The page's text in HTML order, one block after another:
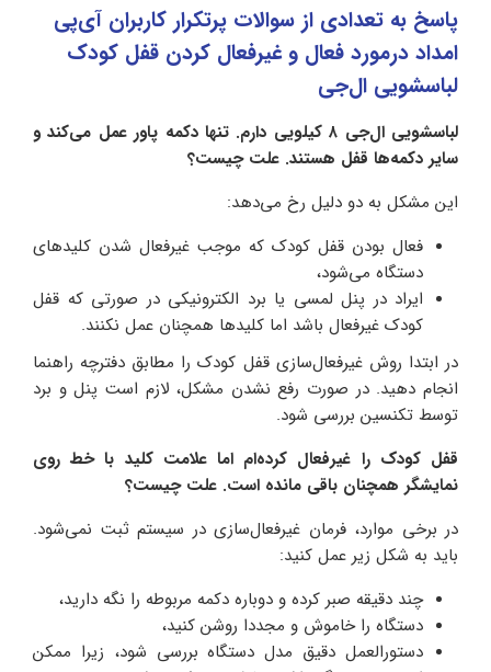
پاسخ به تعدادی از سوالات پرتکرار کاربران آی‌پی
امداد درمورد فعال و غیرفعال کردن قفل کودک
لباسشویی ال‌جی
لباسشویی ال‌جی ۸ کیلویی دارم. تنها دکمه پاور عمل می‌کند و
سایر دکمه‌ها قفل هستند. علت چیست؟
این مشکل به دو دلیل رخ می‌دهد:
فعال بودن قفل کودک که موجب غیرفعال شدن کلیدهای
دستگاه می‌شود،
ایراد در پنل لمسی یا برد الکترونیکی در صورتی که قفل
کودک غیرفعال باشد اما کلیدها همچنان عمل نکنند.
در ابتدا روش غیرفعال‌سازی قفل کودک را مطابق دفترچه راهنما
انجام دهید. در صورت رفع نشدن مشکل، لازم است پنل و برد
توسط تکنسین بررسی شود.
قفل کودک را غیرفعال کرده‌ام اما علامت کلید با خط روی
نمایشگر همچنان باقی مانده است. علت چیست؟
در برخی موارد، فرمان غیرفعال‌سازی در سیستم ثبت نمی‌شود.
باید به شکل زیر عمل کنید:
چند دقیقه صبر کرده و دوباره دکمه مربوطه را نگه دارید،
دستگاه را خاموش و مجددا روشن کنید،
دستورالعمل دقیق مدل دستگاه بررسی شود، زیرا ممکن